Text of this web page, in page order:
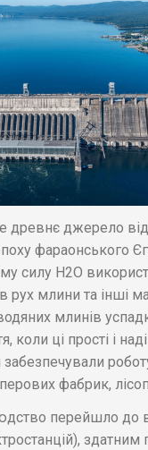
древнє джерело
фараонського
силу Н2О
рух млини та інші
млинів
коли ці прості і
забезпечували
фабрик,
перейшло
здатним